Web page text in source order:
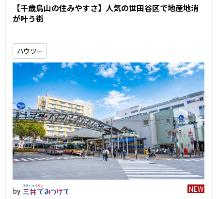
【千歳烏山の住みやすさ】人気の世田谷区で地産地消
が叶う街
ハウツー
NEW